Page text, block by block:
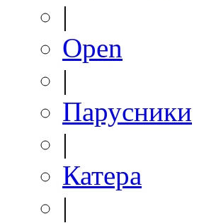
|
Open
|
Парусники
|
Катера
|